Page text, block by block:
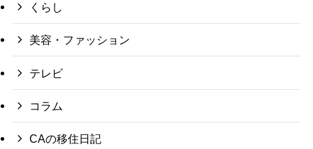
くらし
美容・ファッション
テレビ
コラム
CAの移住日記